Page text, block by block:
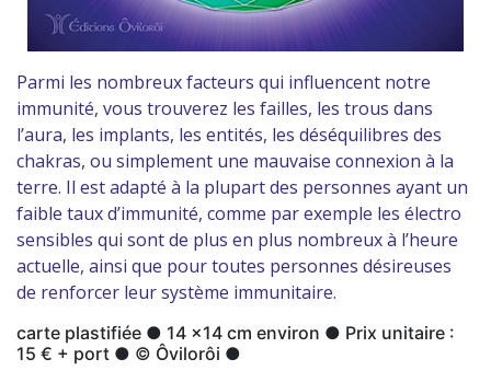
Parmi les nombreux facteurs qui influencent notre
immunité, vous trouverez les failles, les trous dans
l’aura, les implants, les entités, les déséquilibres des
chakras, ou simplement une mauvaise connexion à la
terre. Il est adapté à la plupart des personnes ayant un
faible taux d’immunité, comme par exemple les électro
sensibles qui sont de plus en plus nombreux à l’heure
actuelle, ainsi que pour toutes personnes désireuses
de renforcer leur système immunitaire.
carte plastifiée ● 14 x14 cm environ ● Prix unitaire :
15 € + port ● © Ôvilorôi ●